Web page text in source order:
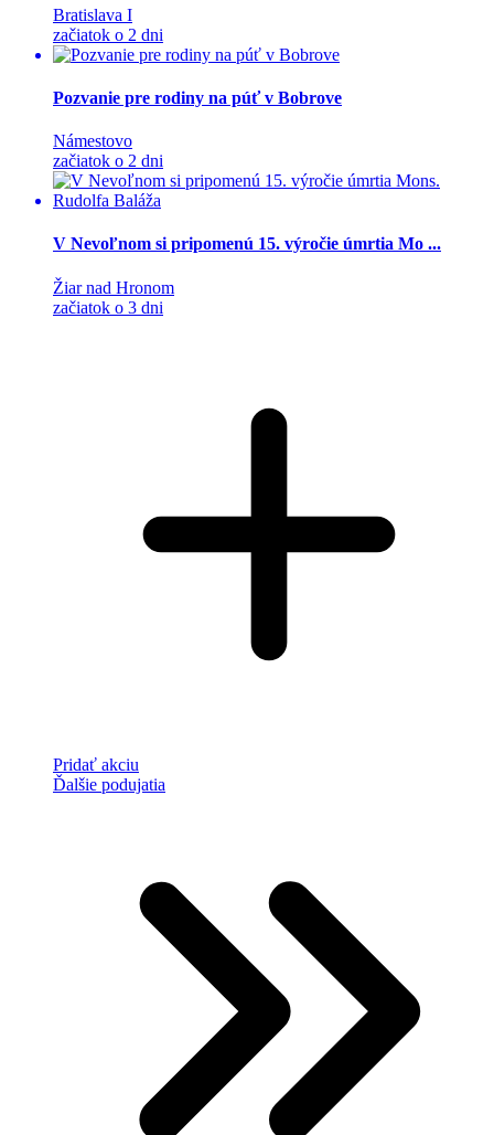
Bratislava I
začiatok o 2 dni
Pozvanie pre rodiny na púť v Bobrove
Námestovo
začiatok o 2 dni
V Nevoľnom si pripomenú 15. výročie úmrtia Mo ...
Žiar nad Hronom
začiatok o 3 dni
Pridať akciu
Ďalšie podujatia